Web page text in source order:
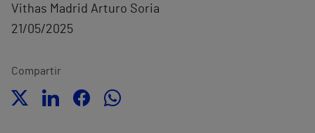
Vithas Madrid Arturo Soria
21/05/2025
Compartir